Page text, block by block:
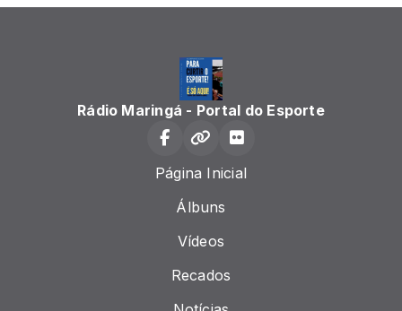
Rádio Maringá - Portal do Esporte
Página Inicial
Álbuns
Vídeos
Recados